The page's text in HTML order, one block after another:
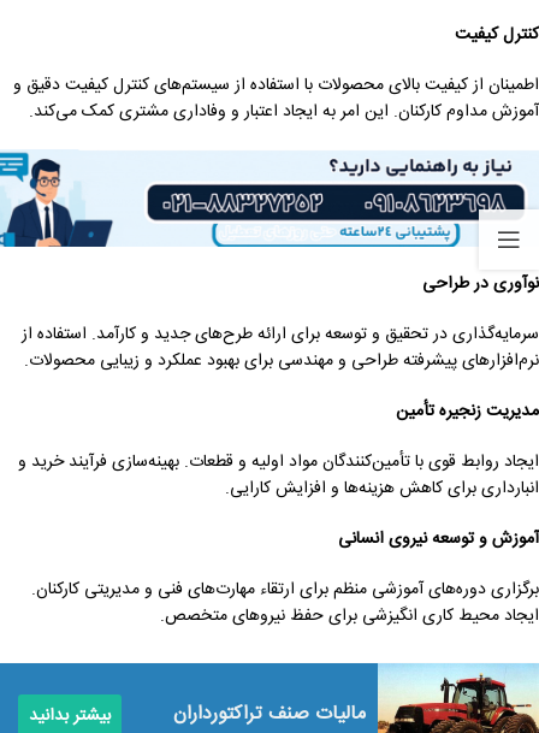
کنترل کیفیت
اطمینان از کیفیت بالای محصولات با استفاده از سیستم‌های کنترل کیفیت دقیق و
آموزش مداوم کارکنان. این امر به ایجاد اعتبار و وفاداری مشتری کمک می‌کند.
نوآوری در طراحی
سرمایه‌گذاری در تحقیق و توسعه برای ارائه طرح‌های جدید و کارآمد. استفاده از
نرم‌افزارهای پیشرفته طراحی و مهندسی برای بهبود عملکرد و زیبایی محصولات.
مدیریت زنجیره تأمین
ایجاد روابط قوی با تأمین‌کنندگان مواد اولیه و قطعات. بهینه‌سازی فرآیند خرید و
انبارداری برای کاهش هزینه‌ها و افزایش کارایی.
آموزش و توسعه نیروی انسانی
برگزاری دوره‌های آموزشی منظم برای ارتقاء مهارت‌های فنی و مدیریتی کارکنان.
ایجاد محیط کاری انگیزشی برای حفظ نیروهای متخصص.
مالیات صنف تراکتورداران بیشتر بدانید